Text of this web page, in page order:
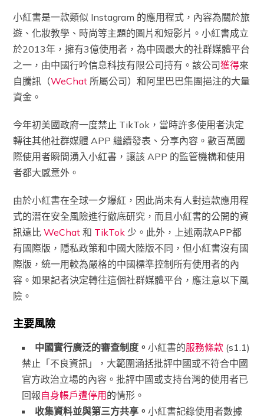
小紅書是一款類似 Instagram 的應用程式，內容為關於旅
遊、化妝教學、時尚等主題的圖片和短影片。小紅書成立
於2013年，擁有3億使用者，為中國最大的社群媒體平台
之一，由中國行吟信息科技有限公司持有。該公司獲得來
自騰訊（WeChat 所屬公司）和阿里巴巴集團挹注的大量
資金。
今年初美國政府一度禁止 TikTok，當時許多使用者決定
轉往其他社群媒體 APP 繼續發表、分享內容。數百萬國
際使用者瞬間湧入小紅書，讓該 APP 的監管機構和使用
者都大感意外。
由於小紅書在全球一夕爆紅，因此尚未有人對這款應用程
式的潛在安全風險進行徹底研究，而且小紅書的公開的資
訊遠比WeChat 和 TikTok 少。此外，上述兩款APP都
有國際版，隱私政策和中國大陸版不同，但小紅書沒有國
際版，統一用較為嚴格的中國標準控制所有使用者的內
容。如果記者決定轉往這個社群媒體平台，應注意以下風
險。
主要風險
中國實行廣泛的審查制度。小紅書的服務條款 (s1.1)
禁止「不良資訊」，大範圍涵括批評中國或不符合中國
官方政治立場的內容。批評中國或支持台灣的使用者已
回報自身帳戶遭停用的情形。
收集資料並與第三方共享。小紅書記錄使用者數據